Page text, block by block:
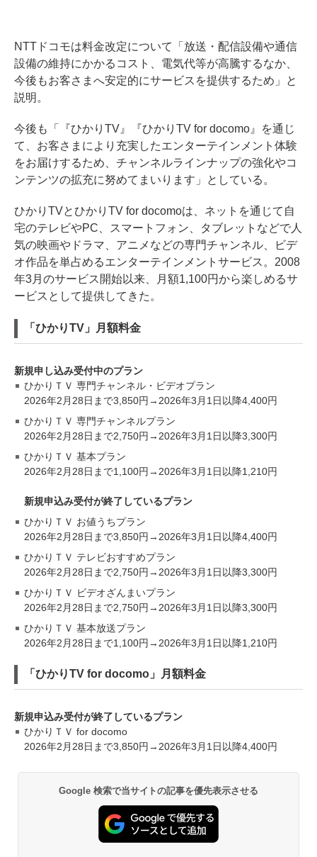
NTTドコモは料金改定について「放送・配信設備や通信
設備の維持にかかるコスト、電気代等が高騰するなか、
今後もお客さまへ安定的にサービスを提供するため」と
説明。
今後も「『ひかりTV』『ひかりTV for docomo』を通じ
て、お客さまにより充実したエンターテインメント体験
をお届けするため、チャンネルラインナップの強化やコ
ンテンツの拡充に努めてまいります」としている。
ひかりTVとひかりTV for docomoは、ネットを通じて自
宅のテレビやPC、スマートフォン、タブレットなどで人
気の映画やドラマ、アニメなどの専門チャンネル、ビデ
オ作品を単占めるエンターテインメントサービス。2008
年3月のサービス開始以来、月額1,100円から楽しめるサ
ービスとして提供してきた。
「ひかりTV」月額料金
新規申し込み受付中のプラン
ひかりＴＶ 専門チャンネル・ビデオプラン
2026年2月28日まで3,850円→2026年3月1日以降4,400円
ひかりＴＶ 専門チャンネルプラン
2026年2月28日まで2,750円→2026年3月1日以降3,300円
ひかりＴＶ 基本プラン
2026年2月28日まで1,100円→2026年3月1日以降1,210円
新規申込み受付が終了しているプラン
ひかりＴＶ お値うちプラン
2026年2月28日まで3,850円→2026年3月1日以降4,400円
ひかりＴＶ テレビおすすめプラン
2026年2月28日まで2,750円→2026年3月1日以降3,300円
ひかりＴＶ ビデオざんまいプラン
2026年2月28日まで2,750円→2026年3月1日以降3,300円
ひかりＴＶ 基本放送プラン
2026年2月28日まで1,100円→2026年3月1日以降1,210円
「ひかりTV for docomo」月額料金
新規申込み受付が終了しているプラン
ひかりＴＶ for docomo
2026年2月28日まで3,850円→2026年3月1日以降4,400円
Google 検索で当サイトの記事を優先表示させる